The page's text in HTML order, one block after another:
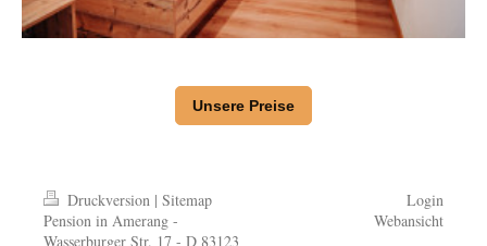
Unsere Preise
Druckversion | Sitemap
Pension in Amerang -
Wasserburger Str. 17 - D 83123
Login
Webansicht